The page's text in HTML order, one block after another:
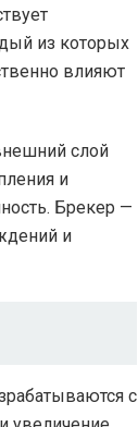
из которых
влияют
слой
и
Брекер —
и
с